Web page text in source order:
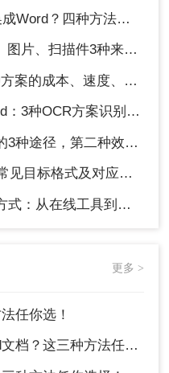
转Word功能可能无
于包含扫描图像或特
使用OCR（光学字符
需要额外的步骤或插
介绍了。您可以根据
坏文件内容。
比与实操指南（附详细表格）!
件3种来源分别怎么处理！
本、速度、精度对比！
OCR方案识别率实测！
径，第二种效率最高！
格式及对应操作方法！
工具到桌面软件全梳理！
更多 >
任你选！
这三种方法任你选择！